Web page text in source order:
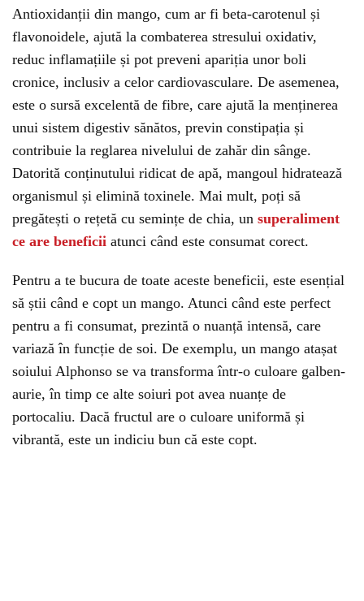
Antioxidanții din mango, cum ar fi beta-carotenul și
flavonoidele, ajută la combaterea stresului oxidativ,
reduc inflamațiile și pot preveni apariția unor boli
cronice, inclusiv a celor cardiovasculare. De asemenea,
este o sursă excelentă de fibre, care ajută la menținerea
unui sistem digestiv sănătos, previn constipația și
contribuie la reglarea nivelului de zahăr din sânge.
Datorită conținutului ridicat de apă, mangoul hidratează
organismul și elimină toxinele. Mai mult, poți să
pregătești o rețetă cu semințe de chia, un superaliment
ce are beneficii atunci când este consumat corect.
Pentru a te bucura de toate aceste beneficii, este esențial
să știi când e copt un mango. Atunci când este perfect
pentru a fi consumat, prezintă o nuanță intensă, care
variază în funcție de soi. De exemplu, un mango atașat
soiului Alphonso se va transforma într-o culoare galben-
aurie, în timp ce alte soiuri pot avea nuanțe de
portocaliu. Dacă fructul are o culoare uniformă și
vibrantă, este un indiciu bun că este copt.